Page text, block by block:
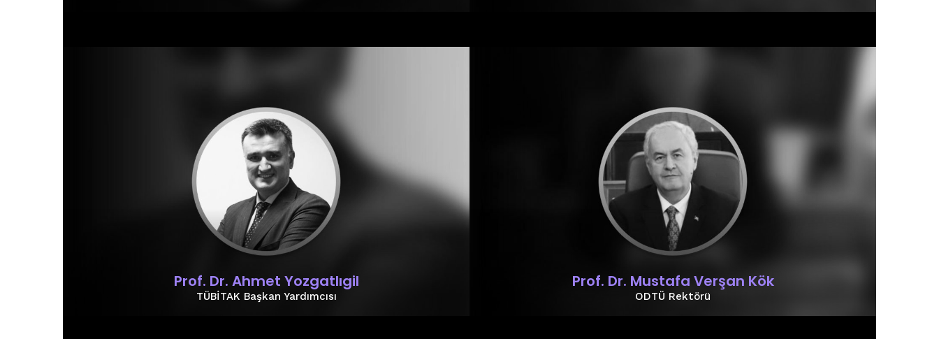
Prof. Dr. Ahmet Yozgatlıgil
TÜBİTAK Başkan Yardımcısı
Prof. Dr. Mustafa Verşan Kök
ODTÜ Rektörü